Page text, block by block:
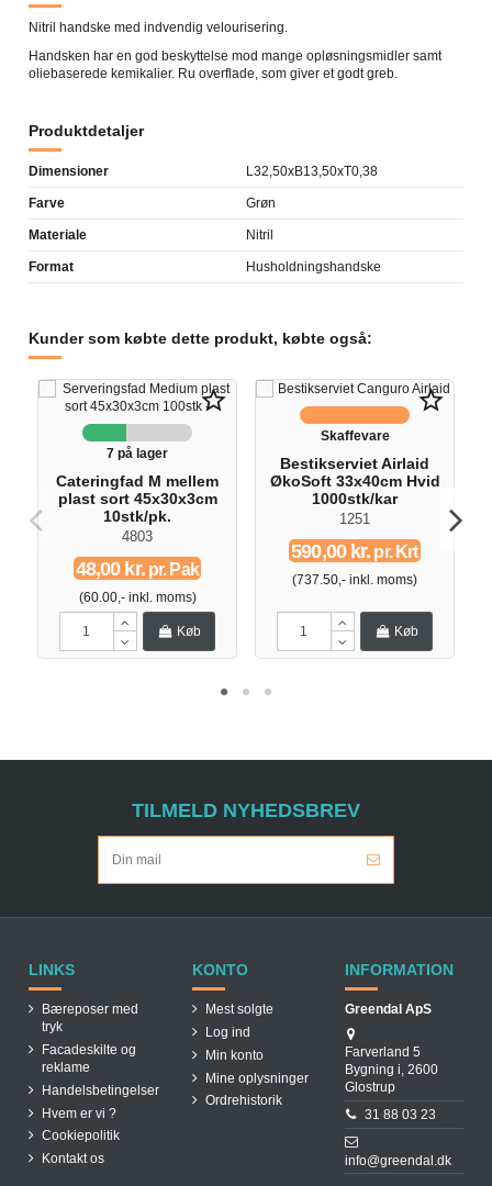
Nitril handske med indvendig velourisering.
Handsken har en god beskyttelse mod mange opløsningsmidler samt
oliebaserede kemikalier. Ru overflade, som giver et godt greb.
Produktdetaljer
Dimensioner L32,50xB13,50xT0,38
Farve Grøn
Materiale Nitril
Format Husholdningshandske
Kunder som købte dette produkt, købte også:
star_border
7 på lager
Cateringfad M mellem
plast sort 45x30x3cm
10stk/pk.
4803
48,00 kr.pr. Pak
(60.00,- inkl. moms)
Køb
star_border
Skaffevare
Bestikserviet Airlaid
ØkoSoft 33x40cm Hvid
1000stk/kar
1251
590,00 kr. pr. Krt
(737.50,- inkl. moms)
Køb
TILMELD NYHEDSBREV
LINKS
Bæreposer med
tryk
Facadeskilte og
reklame
Handelsbetingelser
Hvem er vi ?
Cookiepolitik
Kontakt os
KONTO
Mest solgte
Log ind
Min konto
Mine oplysninger
Ordrehistorik
INFORMATION
Greendal ApS
Farverland 5
Bygning i, 2600
Glostrup
31 88 03 23
info@greendal.dk